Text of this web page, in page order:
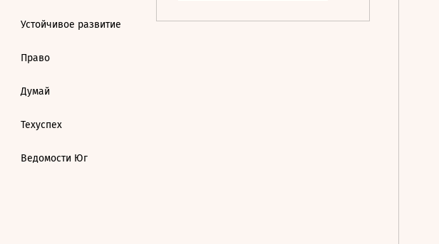
Устойчивое развитие
Право
Думай
Техуспех
Ведомости Юг